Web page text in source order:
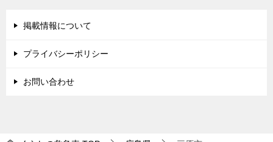
掲載情報について
プライバシーポリシー
お問い合わせ